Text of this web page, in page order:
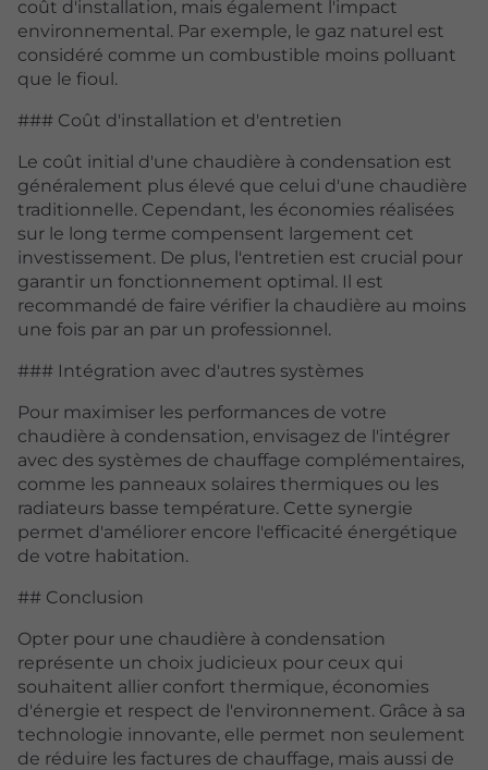
coût d'installation, mais également l'impact
environnemental. Par exemple, le gaz naturel est
considéré comme un combustible moins polluant
que le fioul.
### Coût d'installation et d'entretien
Le coût initial d'une chaudière à condensation est
généralement plus élevé que celui d'une chaudière
traditionnelle. Cependant, les économies réalisées
sur le long terme compensent largement cet
investissement. De plus, l'entretien est crucial pour
garantir un fonctionnement optimal. Il est
recommandé de faire vérifier la chaudière au moins
une fois par an par un professionnel.
### Intégration avec d'autres systèmes
Pour maximiser les performances de votre
chaudière à condensation, envisagez de l'intégrer
avec des systèmes de chauffage complémentaires,
comme les panneaux solaires thermiques ou les
radiateurs basse température. Cette synergie
permet d'améliorer encore l'efficacité énergétique
de votre habitation.
## Conclusion
Opter pour une chaudière à condensation
représente un choix judicieux pour ceux qui
souhaitent allier confort thermique, économies
d'énergie et respect de l'environnement. Grâce à sa
technologie innovante, elle permet non seulement
de réduire les factures de chauffage, mais aussi de